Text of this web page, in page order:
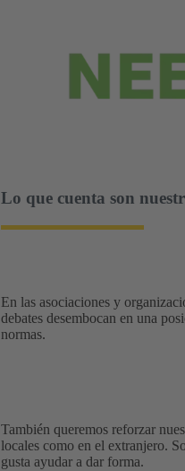
Lo que cuenta son
En las asociaciones y
debates desembocan en una
normas.
También queremos reforzar
locales como en el extranjero.
gusta ayudar a dar forma.